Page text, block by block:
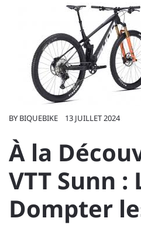
BY BIQUEBIKE 13 JUILLET 2024
À la
VTT Sunn :
Dompter